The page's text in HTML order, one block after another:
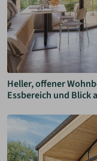
Heller, offener
Essbereich und Blick